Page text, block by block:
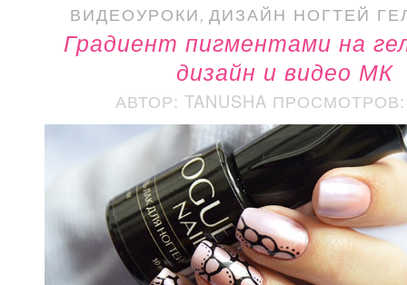
ВИДЕОУРОКИ,ДИЗАЙН НОГТЕЙ
Градиент пигментами на
дизайн и видео МК
АВТОР: TANUSHA ПРОСМОТРОВ: